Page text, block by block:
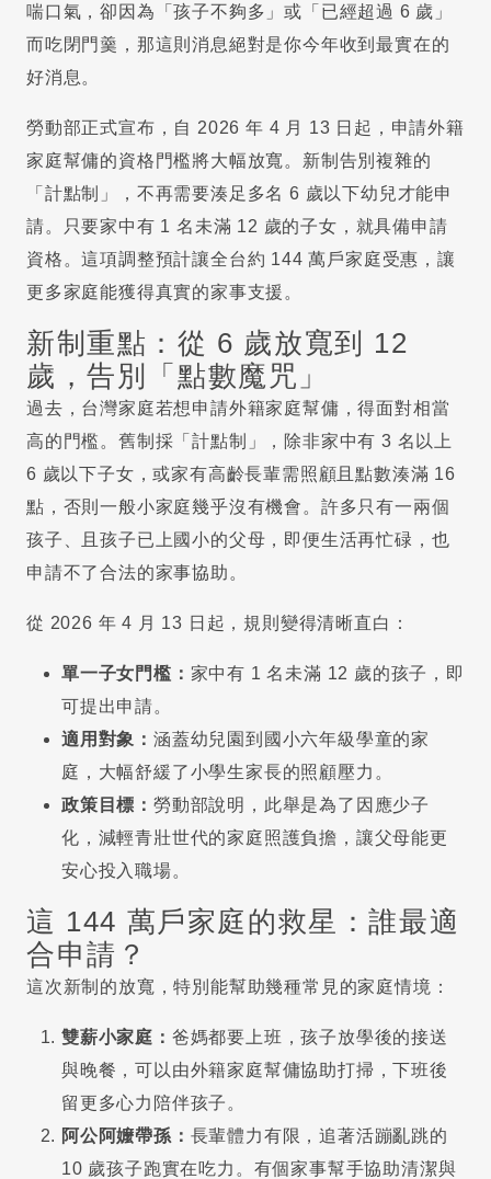
喘口氣，卻因為「孩子不夠多」或「已經超過 6 歲」
而吃閉門羹，那這則消息絕對是你今年收到最實在的
好消息。
勞動部正式宣布，自 2026 年 4 月 13 日起，申請外籍
家庭幫傭的資格門檻將大幅放寬。新制告別複雜的
「計點制」，不再需要湊足多名 6 歲以下幼兒才能申
請。只要家中有 1 名未滿 12 歲的子女，就具備申請
資格。這項調整預計讓全台約 144 萬戶家庭受惠，讓
更多家庭能獲得真實的家事支援。
新制重點：從 6 歲放寬到 12
歲，告別「點數魔咒」
過去，台灣家庭若想申請外籍家庭幫傭，得面對相當
高的門檻。舊制採「計點制」，除非家中有 3 名以上
6 歲以下子女，或家有高齡長輩需照顧且點數湊滿 16
點，否則一般小家庭幾乎沒有機會。許多只有一兩個
孩子、且孩子已上國小的父母，即便生活再忙碌，也
申請不了合法的家事協助。
從 2026 年 4 月 13 日起，規則變得清晰直白：
單一子女門檻： 家中有 1 名未滿 12 歲的孩子，即
可提出申請。
適用對象： 涵蓋幼兒園到國小六年級學童的家
庭，大幅舒緩了小學生家長的照顧壓力。
政策目標： 勞動部說明，此舉是為了因應少子
化，減輕青壯世代的家庭照護負擔，讓父母能更
安心投入職場。
這 144 萬戶家庭的救星：誰最適
合申請？
這次新制的放寬，特別能幫助幾種常見的家庭情境：
雙薪小家庭： 爸媽都要上班，孩子放學後的接送
與晚餐，可以由外籍家庭幫傭協助打掃，下班後
留更多心力陪伴孩子。
阿公阿嬤帶孫： 長輩體力有限，追著活蹦亂跳的
10 歲孩子跑實在吃力。有個家事幫手協助清潔與